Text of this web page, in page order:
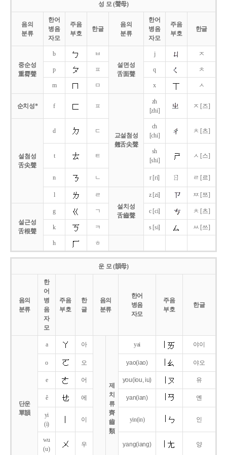
성 모 (聲母)
음의
분류
한어
병음
자모
주음
부호
한글
음의
분류
한어
병음
자모
주음
부호
한글
중순성
重脣聲
b
ㅂ
설면성
舌面聲
j ㅈ
p ㅍ q ㅊ
m ㅁ x ㅅ
순치성* f ㅍ
교설첨성
翹舌尖聲
zh
[zhi]
ㅈ [즈]
설첨성
舌尖聲
d ㄷ
ch
[chi]
ㅊ [츠]
t ㅌ
sh
[shi]
ㅅ [스]
n ㄴ r [ri] ㄖ ㄹ [르]
l
ㄹ
설치성
舌齒聲
z [zi] ㅉ [쯔]
설근성
舌根聲
g ㄱ c [ci] ㅊ [츠]
k ㅋ s [si] ㅆ [쓰]
h ㅎ
운 모 (韻母)
음의
분류
한
어
병
음
자
모
주음
부호
한
글
음의
분류
한어
병음
자모
주음
부호
한글
단운
單韻
a 아
제
치
류
齊
齒
類
yai 야이
o 오 yao(iao) 야오
e 어 you(iou,iu) 유
ê 에 yan(ian) 옌
yi
(i)
이 yin(in) 인
wu
(u)
우 yang(iang) 양